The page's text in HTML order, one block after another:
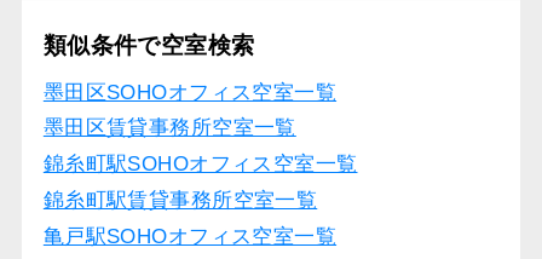
類似条件で空室検索
墨田区SOHOオフィス空室一覧
墨田区賃貸事務所空室一覧
錦糸町駅SOHOオフィス空室一覧
錦糸町駅賃貸事務所空室一覧
亀戸駅SOHOオフィス空室一覧